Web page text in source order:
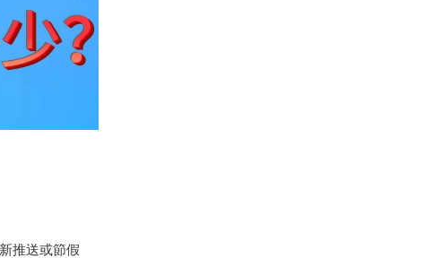
推送或節假